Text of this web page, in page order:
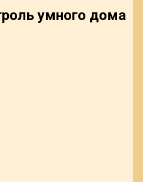
умного дома